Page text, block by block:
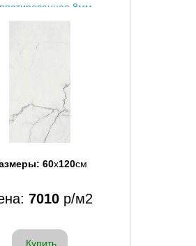
8мм
60x120см
7010 р/м2
Купить